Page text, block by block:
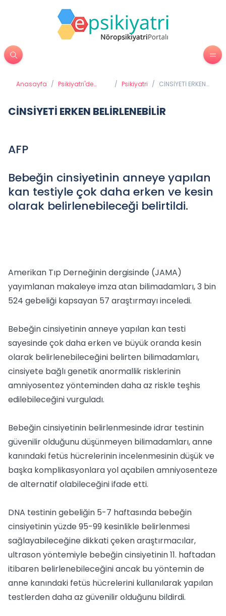
Anasayfa / Psikiyatri'de
/ Psikiyatri / CİNSİYETİ ERKEN
CİNSİYETİ ERKEN BELİRLENEBİLİR
AFP
Bebeğin cinsiyetinin anneye yapılan
kan testiyle çok daha erken ve kesin
olarak belirlenebileceği belirtildi.
Amerikan Tıp Derneğinin dergisinde (JAMA)
yayımlanan makaleye imza atan bilimadamları, 3 bin
524 gebeliği kapsayan 57 araştırmayı inceledi.
Bebeğin cinsiyetinin anneye yapılan kan testi
sayesinde çok daha erken ve büyük oranda kesin
olarak belirlenebileceğini belirten bilimadamları,
cinsiyete bağlı genetik anormallik risklerinin
amniyosentez yönteminden daha az riskle teşhis
edilebileceğini vurguladı.
Bebeğin cinsiyetinin belirlenmesinde idrar testinin
güvenilir olduğunu düşünmeyen bilimadamları, anne
kanındaki fetüs hücrelerinin incelenmesinin düşük ve
başka komplikasyonlara yol açabilen amniyosenteze
de alternatif olabileceğini ifade etti.
DNA testinin gebeliğin 5-7 haftasında bebeğin
cinsiyetinin yüzde 95-99 kesinlikle belirlenmesi
sağlayabileceğine dikkati çeken araştırmacılar,
ultrason yöntemiyle bebeğin cinsiyetinin 11. haftadan
itibaren belirlenebileceğini ancak bu yöntemin de
anne kanındaki fetüs hücrelerini kullanılarak yapılan
testlerden daha az güvenilir olduğunu bildirdi.